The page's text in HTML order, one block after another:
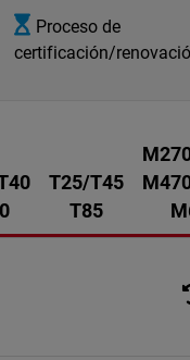
Proceso de
certificación/
T25/T45
T85